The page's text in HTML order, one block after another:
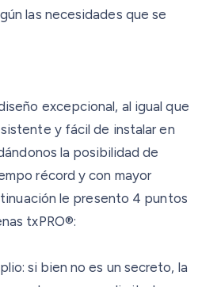
las necesidades que se
excepcional, al igual que
y fácil de instalar en
la posibilidad de
récord y con mayor
le presento 4 puntos
txPRO®:
si bien no es un secreto, la